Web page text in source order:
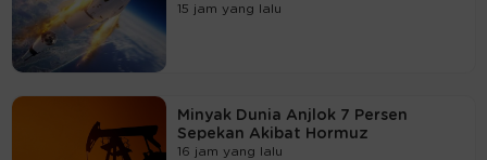
15 jam yang lalu
Minyak Dunia Anjlok 7 Persen
Sepekan Akibat Hormuz
16 jam yang lalu